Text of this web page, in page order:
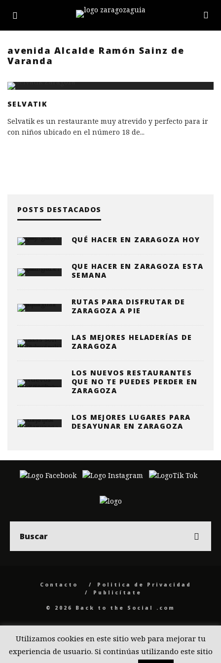
avenida Alcalde Ramón Sainz de
Varanda
SELVATIK
Selvatik es un restaurante muy atrevido y perfecto para ir
con niños ubicado en el número 18 de...
POSTS DESTACADOS
QUÉ HACER EN ZARAGOZA HOY
QUE HACER EN ZARAGOZA ESTA
SEMANA
RUTAS PARA DISFRUTAR DE
ZARAGOZA A PIE
LAS MEJORES HELADERÍAS DE
ZARAGOZA
LOS NUEVOS RESTAURANTES
QUE NO TE PUEDES PERDER EN
ZARAGOZA
LOS MEJORES LUGARES PARA
DESAYUNAR EN ZARAGOZA
Contacto
Politica de Privacidad
Publicítate
© 2026 Back to the Social .com
Utilizamos cookies en este sitio web para mejorar tu
experiencia de usuario. Si continúas utilizando este sitio